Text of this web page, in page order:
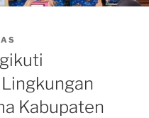
Kabupaten